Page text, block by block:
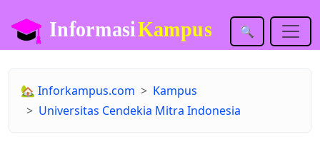
🔍
🏡 Inforkampus.com
Kampus
Universitas Cendekia Mitra Indonesia